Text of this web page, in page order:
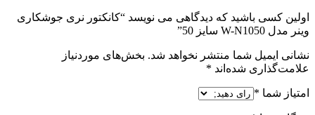
اولین کسی باشید که دیدگاهی می نویسد “کانکتور نری جوشکاری
وینر مدل W-N1050 سایز 50”
نشانی ایمیل شما منتشر نخواهد شد. بخش‌های موردنیاز
علامت‌گذاری شده‌اند *
امتیاز شما *